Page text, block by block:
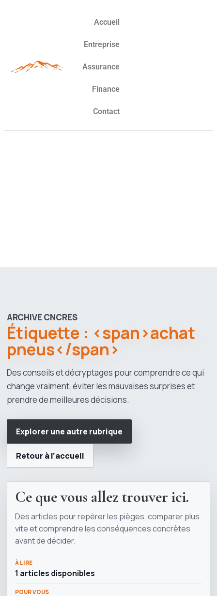
Accueil
Entreprise
Assurance
Finance
Contact
ARCHIVE CNCRES
Étiquette : <span>achat
pneus</span>
Des conseils et décryptages pour comprendre ce qui
change vraiment, éviter les mauvaises surprises et
prendre de meilleures décisions.
Explorer une autre rubrique
Retour à l’accueil
Ce que vous allez trouver ici.
Des articles pour repérer les pièges, comparer plus
vite et comprendre les conséquences concrètes
avant de décider.
À LIRE
1 articles disponibles
POUR VOUS